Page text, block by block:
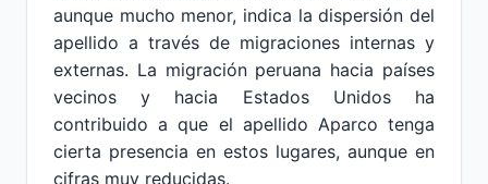
aunque mucho menor, indica la dispersión del
apellido a través de migraciones internas y
externas. La migración peruana hacia países
vecinos y hacia Estados Unidos ha
contribuido a que el apellido Aparco tenga
cierta presencia en estos lugares, aunque en
cifras muy reducidas.